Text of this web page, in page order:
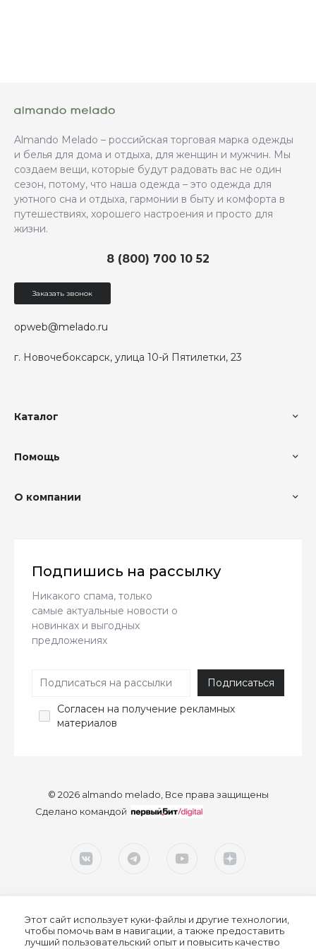
Almando Melado – российская торговая марка одежды
и белья для дома и отдыха, для женщин и мужчин. Мы
создаем вещи, которые будут радовать вас не один
сезон, потому, что наша одежда – это одежда для
уютного сна и отдыха, гармонии в быту и комфорта в
путешествиях, хорошего настроения и просто для
жизни.
г. Новочебоксарск, улица 10-й Пятилетки, 23
8 (800) 700 10 52
opweb@melado.ru
Заказать звонок
Каталог
Помощь
О компании
Подпишись на рассылку
Никакого спама, только
самые актуальные новости о
новинках и выгодных
предложениях
Согласен на получение рекламных
материалов
© 2026 almando melado, Все права защищены
Сделано командой
Этот сайт использует куки-файлы и другие технологии,
чтобы помочь вам в навигации, а также предоставить
лучший пользовательский опыт и повысить качество